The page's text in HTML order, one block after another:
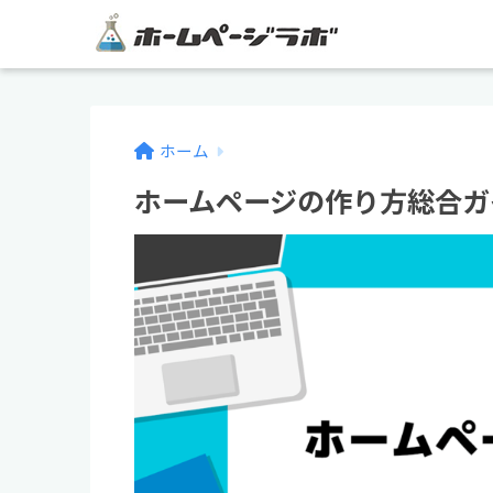
ホーム
ホームページの作り方総合